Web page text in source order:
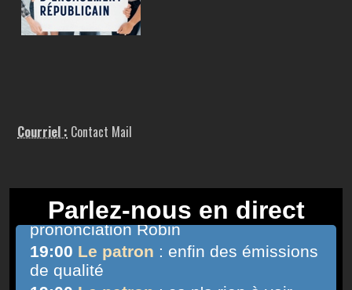
Courriel : Contact Mail